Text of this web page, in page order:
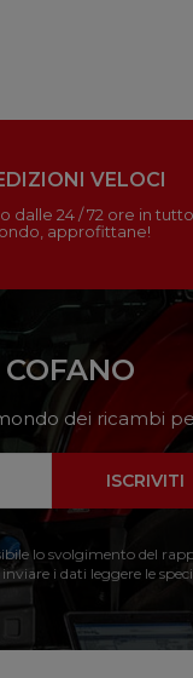
VELOCI
dalle 24 / 72 ore in
approfittane!
dei ricambi
ISCRIVITI
lo svolgimento del
i dati leggere le